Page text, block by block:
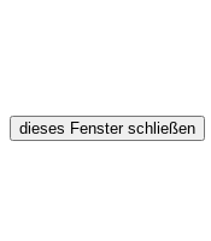
dieses Fenster schließen